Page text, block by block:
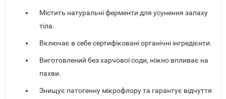
Містить натуральні ферменти для усунення запаху
тіла.
Включає в себе сертифіковані органічні інгредієнти.
Виготовлений без харчової соди, ніжно впливає на
пахви.
Знищує патогенну мікрофлору та гарантує відчуття